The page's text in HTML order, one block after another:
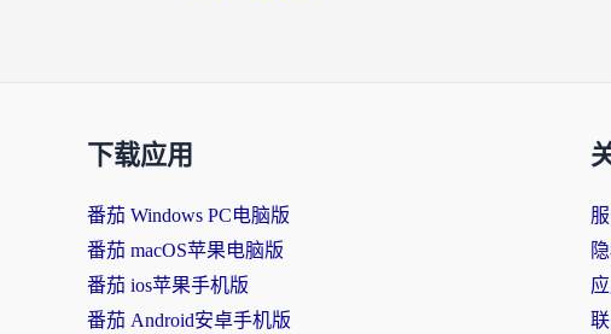
下载应用
番茄 Windows PC电脑版
番茄 macOS苹果电脑版
番茄 ios苹果手机版
番茄 Android安卓手机版